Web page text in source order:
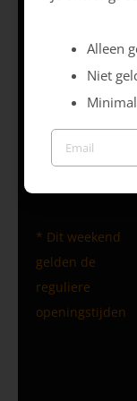
* Dit weekend
gelden de
reguliere
openingstijden
Alleen
Niet